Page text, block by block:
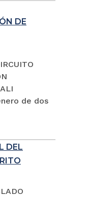
DE
de dos
DEL